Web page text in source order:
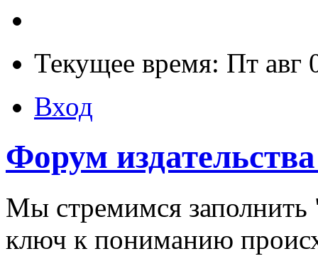
Текущее время: Пт авг
Вход
Форум
Мы стремимся заполнить
ключ к пониманию